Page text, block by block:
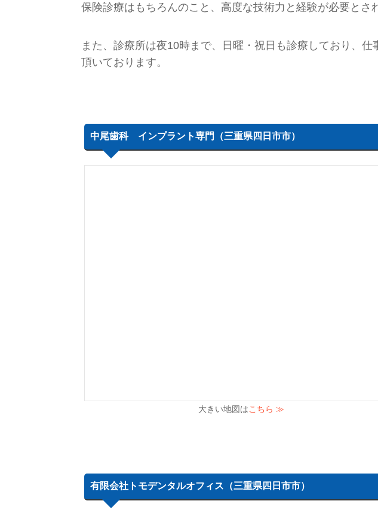
保険診療はもちろんのこと、高度な技術力と経験が必要とさ
また、診療所は夜10時まで、日曜・祝日も診療しており、
頂いております。
中尾歯科 インプラント専門（三重県四日市市）
大きい地図はこちら ≫
有限会社トモデンタルオフィス（三重県四日市市）